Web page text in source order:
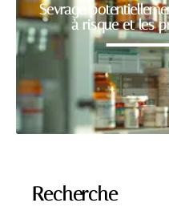
Sevrage
à risque et les
Recherche